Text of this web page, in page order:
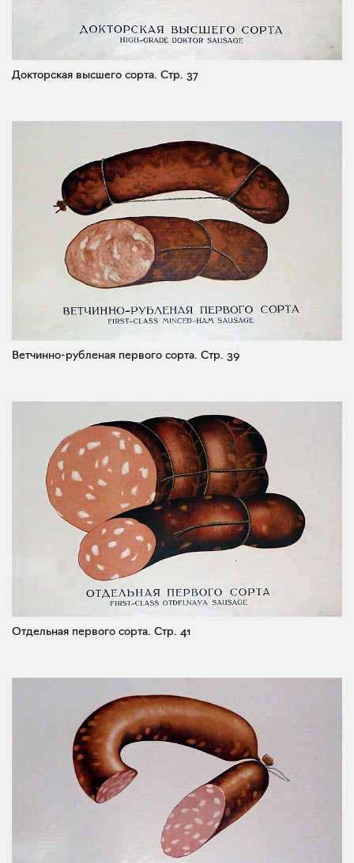
Докторская высшего сорта. Стр. 37
Ветчинно-рубленая первого сорта. Стр. 39
Отдельная первого сорта. Стр. 41